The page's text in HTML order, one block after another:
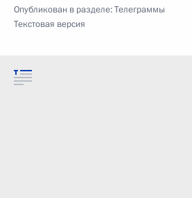
Опубликован в разделе:Телеграммы
Текстовая версия